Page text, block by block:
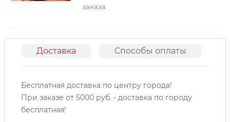
заказа
Доставка Способы оплаты
Бесплатная доставка по центру города!
При заказе от 5000 руб. - доставка по городу
бесплатная!